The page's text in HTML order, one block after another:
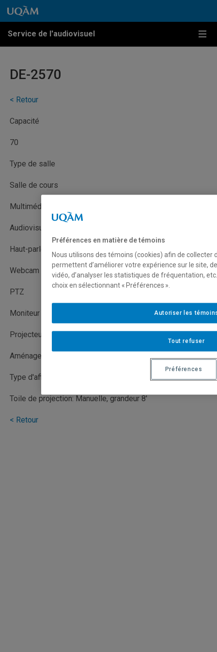
Passer au contenu
Accéder au menu principal
Accéder à la recherche
Passer au contenu
Accéder au menu principal
Service de l'audiovisuel
DE-2570
< Retour
Capacité
70
Type de salle
Salle de cours
Multimédia avec captation (MMC)
Audiovisuel
Haut-parleur
Webcam bureau
PTZ
Moniteur ACL / LED
Projecteur
Aménagement et mobilier
Type d'affichage
Toile de projection: Manuelle, grandeur 8'
< Retour
Préférences en matière de témoins
Nous utilisons des témoins (cookies) afin de collecter
permettent d’améliorer votre expérience sur le site,
vidéo, d’analyser les statistiques de fréquentation,
choix en sélectionnant « Préférences ».
Tout refuser
Autoriser les
Préférences